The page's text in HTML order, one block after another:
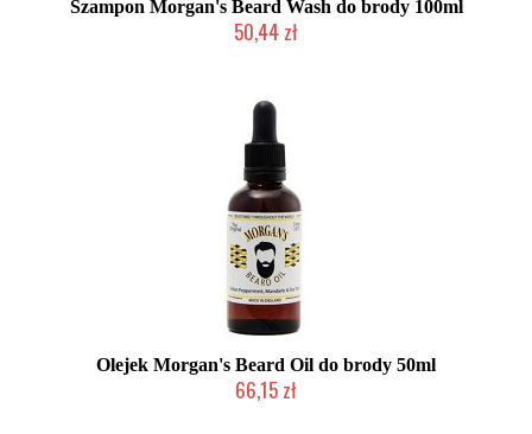
Szampon Morgan's Beard Wash do brody 100ml
50,44 zł
Olejek Morgan's Beard Oil do brody 50ml
66,15 zł